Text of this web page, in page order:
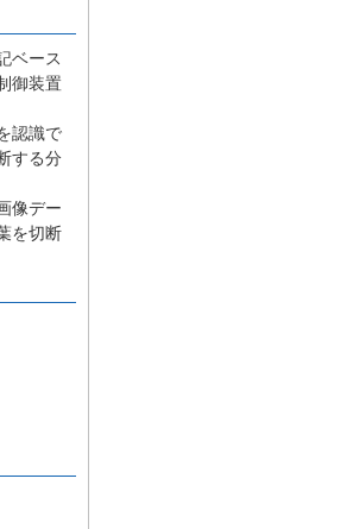
ベース
御装置
認識で
する分
像デー
を切断